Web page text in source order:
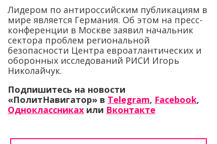
Лидером по антироссийским публикациям в
мире является Германия. Об этом на пресс-
конференции в Москве заявил начальник
сектора проблем региональной
безопасности Центра евроатлантических и
оборонных исследований РИСИ Игорь
Николайчук.
Подпишитесь на новости
«ПолитНавигатор» в Telegram, Facebook,
Одноклассниках или Вконтакте